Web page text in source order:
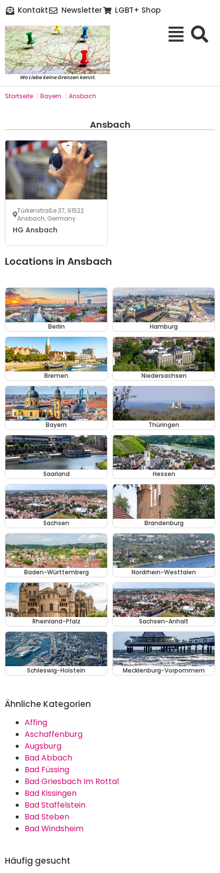
Kontakt Newsletter LGBT+ Shop
Wo Liebe keine Grenzen kennt.
Startseite | Bayern | Ansbach
Ansbach
Türkenstraße 37, 91522
Ansbach, Germany
HG Ansbach
Locations in Ansbach
Berlin Hamburg
Bremen Niedersachsen
Bayern Thüringen
Saarland Hessen
Sachsen Brandenburg
Baden-Württemberg Nordrhein-Westfalen
Rheinland-Pfalz Sachsen-Anhalt
Schleswig-Holstein Mecklenburg-Vorpommern
Ähnliche Kategorien
Affing
Aschaffenburg
Augsburg
Bad Abbach
Bad Füssing
Bad Griesbach Im Rottal
Bad Kissingen
Bad Staffelstein
Bad Steben
Bad Windsheim
Häufig gesucht